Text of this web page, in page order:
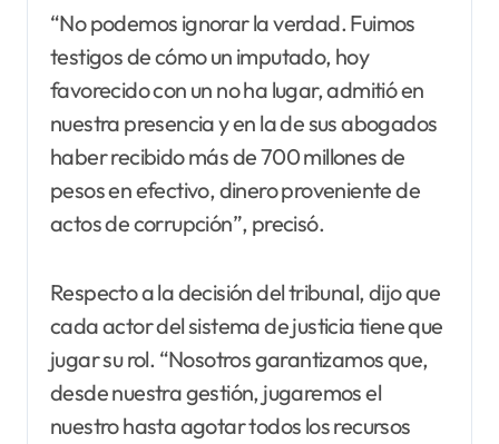
“No podemos ignorar la verdad. Fuimos
testigos de cómo un imputado, hoy
favorecido con un no ha lugar, admitió en
nuestra presencia y en la de sus abogados
haber recibido más de 700 millones de
pesos en efectivo, dinero proveniente de
actos de corrupción”, precisó.
Respecto a la decisión del tribunal, dijo que
cada actor del sistema de justicia tiene que
jugar su rol. “Nosotros garantizamos que,
desde nuestra gestión, jugaremos el
nuestro hasta agotar todos los recursos